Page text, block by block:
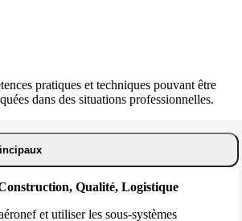
pratiques et techniques pouvant être
dans des situations professionnelles.
Qualité, Logistique
et utiliser les sous-systèmes